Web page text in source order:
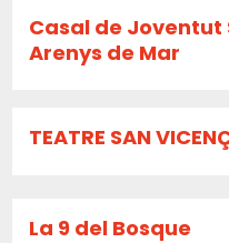
Casal de Joventut
Arenys de Mar
TEATRE SAN
La 9 del Bosque